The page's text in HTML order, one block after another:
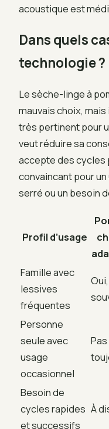
acoustique est
Dans quels
technologie ?
Le sèche-linge à
mauvais choix, mais
très pertinent pour
veut réduire sa
accepte des cycles
convaincant pour
serré ou un besoin
Profil d’usage
Famille avec
lessives
fréquentes
Oui,
Personne
seule avec
usage
occasionnel
Pas
Besoin de
cycles rapides
et successifs
À